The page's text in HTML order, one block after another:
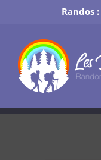
Randos :
contenu